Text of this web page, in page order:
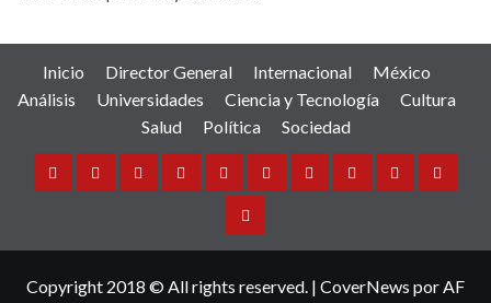
Inicio Director General Internacional
México
Análisis
Universidades Ciencia y Tecnología
Cultura
Salud
Política Sociedad
Inicio DirectorInternacional
MéxicoAnálisisUniversidades
CienciaCulturaSalud Política
Sociedad
Copyright 2018 © All rights reserved. | CoverNews por AF